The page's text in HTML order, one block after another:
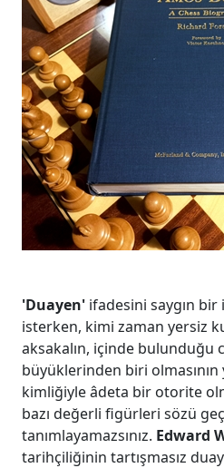
'Duayen' ifadesini saygın
isterken, kimi zaman yersiz
aksakalın, içinde bulunduğu
büyüklerinden biri olmasının
kimliğiyle âdeta bir otorite
bazı değerli figürleri sözü
tanımlayamazsınız. Edward
tarihçiliğinin tartışmasız